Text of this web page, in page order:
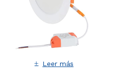
Leer más